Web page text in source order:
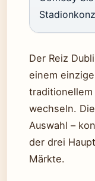
Der Reiz
einem
traditionellem
wechseln.
Auswahl –
der drei
Märkte.